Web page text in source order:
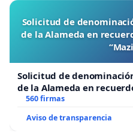
Solicitud de
de la Alameda en
Solicitud de
de la Alameda en
“Mazinger”
560 firmas
Aviso de transparencia